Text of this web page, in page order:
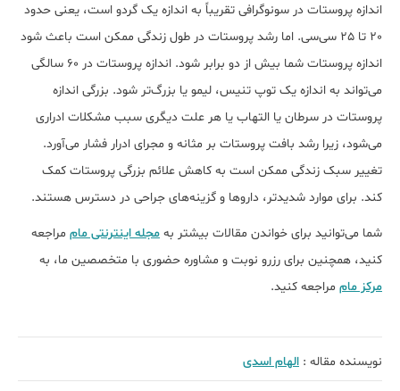
اندازه پروستات در سونوگرافی تقریباً به اندازه یک گردو است، یعنی حدود
20 تا 25 سی‌سی. اما رشد پروستات در طول زندگی ممکن است باعث شود
اندازه پروستات شما بیش از دو برابر شود. اندازه پروستات در 60 سالگی
می‌تواند به اندازه یک توپ تنیس، لیمو یا بزرگ‌تر شود. بزرگی اندازه
پروستات در سرطان یا التهاب یا هر علت دیگری سبب مشکلات ادراری
می‌شود، زیرا رشد بافت پروستات بر مثانه و مجرای ادرار فشار می‌آورد.
تغییر سبک زندگی ممکن است به کاهش علائم بزرگی پروستات کمک
کند. برای موارد شدیدتر، داروها و گزینه‌های جراحی در دسترس هستند.
شما می‌توانید برای خواندن مقالات بیشتر به مجله اینترنتی مام مراجعه
کنید، همچنین برای رزرو نوبت و مشاوره حضوری با متخصصین ما، به
مرکز مام مراجعه کنید.
نویسنده مقاله : الهام اسدی